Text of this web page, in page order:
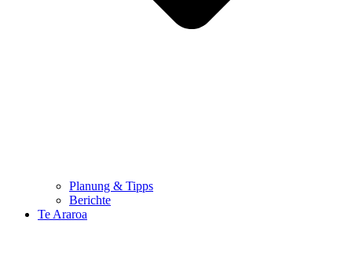
Planung & Tipps
Berichte
Te Araroa